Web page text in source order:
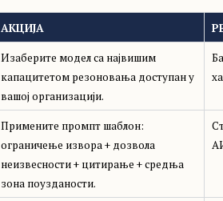
АКЦИЈА
Изаберите модел са највишим
капацитетом резоновања доступан у
вашој организацији.
Примените промпт шаблон:
ограничење извора + дозвола
неизвесности + цитирање + средња
зона поузданости.